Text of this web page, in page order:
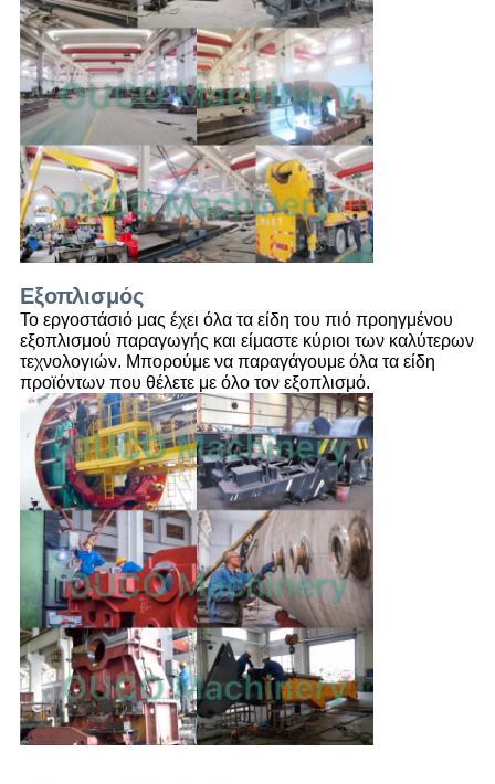
Εξοπλισμός
Το εργοστάσιό μας έχει όλα τα είδη του πιό προηγμένου
εξοπλισμού παραγωγής και είμαστε κύριοι των καλύτερων
τεχνολογιών. Μπορούμε να παραγάγουμε όλα τα είδη
προϊόντων που θέλετε με όλο τον εξοπλισμό.